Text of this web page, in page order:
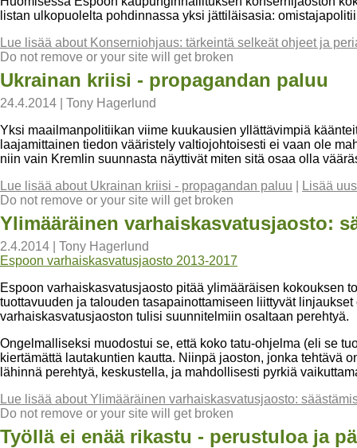
listan ulkopuolelta pohdinnassa yksi jättiläisasia:
Lue lisää about Konserniohjaus: tärkeintä selkeät ohjeet ja
Do not remove or your site will get broken
Ukrainan kriisi - propagandan paluu
24.4.2014
Tony Hagerlund
Yksi maailmanpolitiikan viime kuukausien yllättävimpiä
laajamittainen tiedon vääristely valtiojohtoisesti ei vaan ole
niin vain Kremlin suunnasta näyttivät miten sitä osaa olla
Lue lisää about Ukrainan kriisi - propagandan paluu
Lisää
Do not remove or your site will get broken
Ylimääräinen varhaiskasvatusjaosto:
2.4.2014
Tony Hagerlund
Espoon varhaiskasvatusjaosto 2013-2017
Espoon varhaiskasvatusjaosto pitää ylimääräisen kokouksen
tuottavuuden ja talouden tasapainottamiseen liittyvät
varhaiskasvatusjaoston tulisi suunnitelmiin osaltaan perehtyä.
Ongelmalliseksi muodostui se, että koko tatu-ohjelma (eli se
kiertämättä lautakuntien kautta. Niinpä jaoston, jonka tehtävä
lähinnä perehtyä, keskustella, ja mahdollisesti pyrkiä
Lue lisää about Ylimääräinen varhaiskasvatusjaosto:
Do not remove or your site will get broken
Työllä ei enää rikastu - perustuloa ja